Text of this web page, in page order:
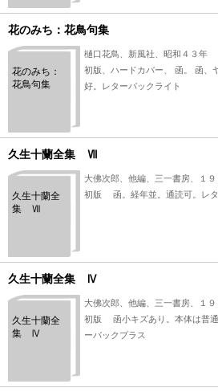
花のみち：花鳥句集
花のみち：
花鳥句集
樋口花鳥、新風社、昭和４３年
初版、ハードカバー、 函。 函、
好。レターパックライト
久生十蘭全集 Ⅶ
久生十蘭全
集 Ⅶ
大佛次郎、他編、三一書房、１
初版 函。経年並。通読可。レタ
久生十蘭全集 Ⅳ
久生十蘭全
集 Ⅳ
大佛次郎、他編、三一書房、１
初版 函小キズあり。本体は普通
ーパックプラス